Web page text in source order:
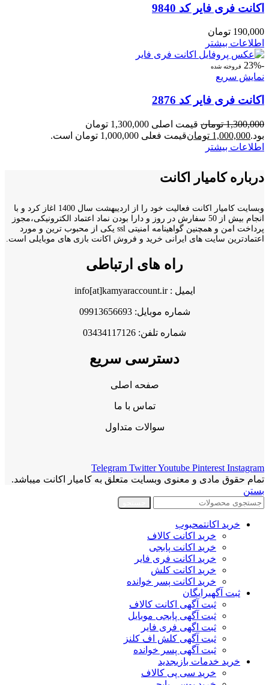
اکانت فری فایر کد 9840
190,000 تومان
اطلاعات بیشتر
-23% فروخته شده
نمایش سریع
اکانت فری فایر کد 2876
1,300,000 تومان
قیمت اصلی 1,300,000 تومان
بود.1,000,000 تومانقیمت فعلی 1,000,000 تومان است.
اطلاعات بیشتر
درباره کامیار اکانت
وبسایت کامیار اکانت فعالیت خود را از اردیبهشت سال 1400 اغاز کرد و با
انجام بیش از 50 سفارش در روز و دارا بودن نماد اعتماد الکترونیکی،مجوز
پرداخت امن و همچنین گواهینامه امنیتی ssl یکی از محبوب ترین و مورد
اعتمادترین سایت های ایرانی خرید و فروش اکانت بازی های موبایلی است.
راه های ارتباطی
ایمیل : info[at]kamyaraccount.ir
شماره موبایل: 09913656693
شماره تلفن: 03434117126
دسترسی سریع
صفحه اصلی
تماس با ما
سوالات متداول
Telegram TwitterYoutube Pinterest Instagram
تمام حقوق مادی و معنوی وبسایت متعلق به کامیار اکانت میباشد.
بستن
خرید اکانتمحبوب
خرید اکانت کالاف
خرید اکانت پابجی
خرید اکانت فری فایر
خرید اکانت کلش
خرید اکانت پسر خوانده
ثبت آگهیرایگان
ثبت آگهی اکانت کالاف
ثبت آگهی پابجی موبایل
ثبت اگهی فری فایر
ثبت آگهی کلش اف کلنز
ثبت آگهی پسر خوانده
خرید خدمات بازیجدید
خرید سی پی کالاف